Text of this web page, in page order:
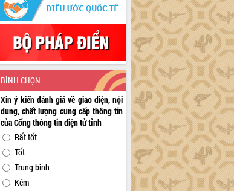
BÌNH CHỌN
Xin ý kiến đánh giá về giao diện, nội
dung, chất lượng cung cấp thông tin
của Cổng thông tin điện tử tỉnh
Rất tốt
Tốt
Trung bình
Kém